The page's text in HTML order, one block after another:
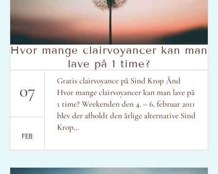
Hvor mange clairvoyancer kan man
lave på 1 time?
07
FEB
Gratis clairvoyance på Sind Krop Ånd
Hvor mange clairvoyancer kan man lave på
1 time? Weekenden den 4. – 6. februar 2011
blev der afholdt den årlige alternative Sind
Krop...